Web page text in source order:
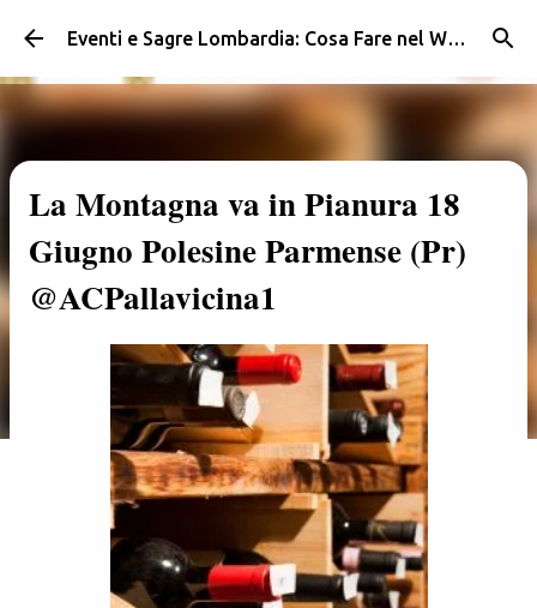
Passa ai contenuti principali Eventi e Sagre Lombardia: Cosa Fare nel Weekend | Weekendidea
La Montagna va in Pianura 18
Giugno Polesine Parmense (Pr)
@ACPallavicina1